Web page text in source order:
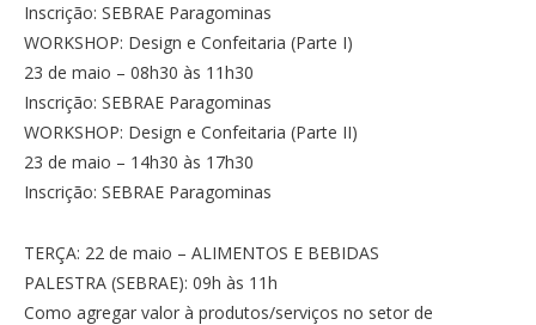
Inscrição: SEBRAE Paragominas
WORKSHOP: Design e Confeitaria (Parte I)
23 de maio – 08h30 às 11h30
Inscrição: SEBRAE Paragominas
WORKSHOP: Design e Confeitaria (Parte II)
23 de maio – 14h30 às 17h30
Inscrição: SEBRAE Paragominas
TERÇA: 22 de maio – ALIMENTOS E BEBIDAS
PALESTRA (SEBRAE): 09h às 11h
Como agregar valor à produtos/serviços no setor de